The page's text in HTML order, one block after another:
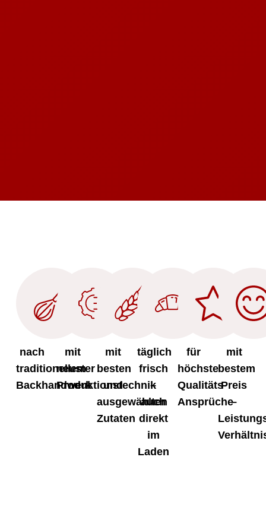
nach
traditionellem
Backhandwerk
mit
neuster
Produktionstechnik
mit
besten
und
ausgewählten
Zutaten
täglich
frisch
–
auch
direkt
im
Laden
für
höchste
Qualitäts-
Ansprüche
mit
bestem
Preis
–